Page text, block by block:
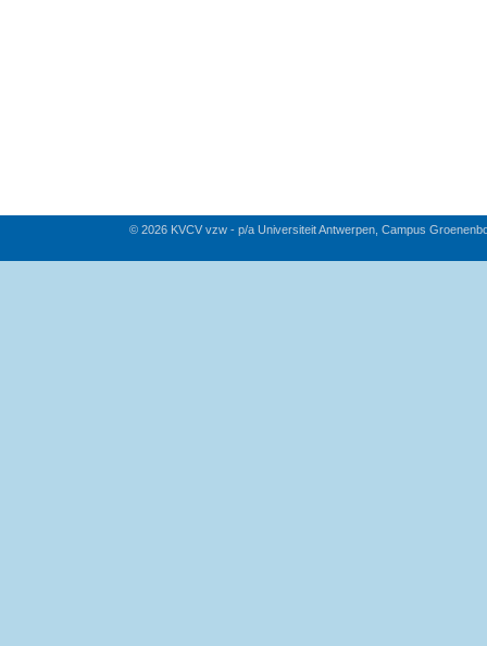
© 2026 KVCV vzw - p/a Universiteit Antwerpen, Campus